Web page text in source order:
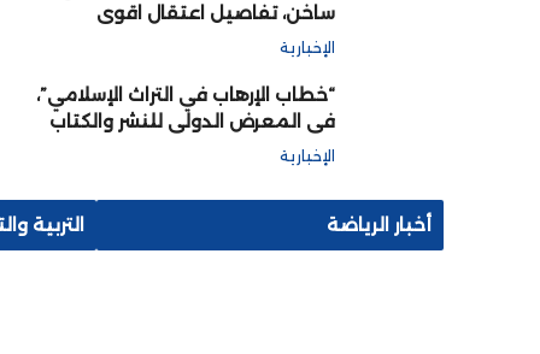
ساخن، تفاصيل اعتقال اقوى
الجنرالات و تصفية آخرين لضمان
بقاء تبون حاكما ابديا
الإخبارية
“خطاب الإرهاب في التراث الإسلامي”،
في المعرض الدولي للنشر والكتاب
بالرباط
الإخبارية
أخبار الرياضة التربية